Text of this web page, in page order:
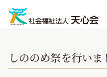
content
しののめ祭を行いま